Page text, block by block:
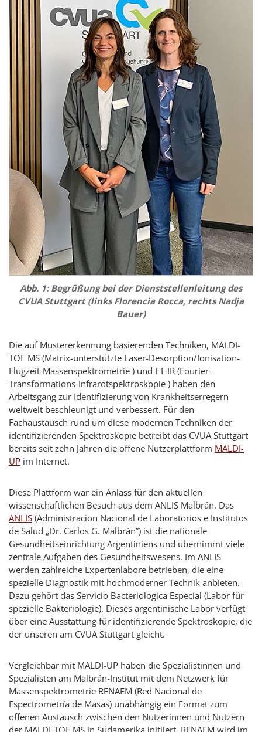
Abb. 1: Begrüßung bei der Dienststellenleitung des
CVUA Stuttgart (linksFlorencia Rocca, rechts Nadja
Bauer)
Die auf Mustererkennung basierenden Techniken, MALDI-
TOF MS (Matrix-unterstützte Laser-Desorption/Ionisation-
Flugzeit-Massenspektrometrie ) und FT-IR (Fourier-
Transformations-Infrarotspektroskopie ) haben den
Arbeitsgang zur Identifizierung von Krankheitserregern
weltweit beschleunigt und verbessert. Für den
Fachaustausch rund um diese modernen Techniken der
identifizierenden Spektroskopie betreibt das CVUA Stuttgart
bereits seit zehn Jahren die offene Nutzerplattform MALDI-
UP im Internet.
Diese Plattform war ein Anlass für den aktuellen
wissenschaftlichen Besuch aus dem ANLIS Malbrán. Das
ANLIS (Administracion Nacional de Laboratorios e Institutos
de Salud „Dr. Carlos G. Malbrán”) ist die nationale
Gesundheitseinrichtung Argentiniens und übernimmt viele
zentrale Aufgaben des Gesundheitswesens. Im ANLIS
werden zahlreiche Expertenlabore betrieben, die eine
spezielle Diagnostik mit hochmoderner Technik anbieten.
Dazu gehört das Servicio Bacteriologica Especial (Labor für
spezielle Bakteriologie). Dieses argentinische Labor verfügt
über eine Ausstattung für identifizierende Spektroskopie, die
der unseren am CVUA Stuttgart gleicht.
Vergleichbar mit MALDI-UP haben die Spezialistinnen und
Spezialisten am Malbrán-Institut mit dem Netzwerk für
Massenspektrometrie RENAEM (Red Nacional de
Espectrometría de Masas) unabhängig ein Format zum
offenen Austausch zwischen den Nutzerinnen und Nutzern
der MALDI-TOF MS in Südamerika initiiert. RENAEM wird im